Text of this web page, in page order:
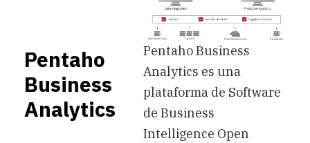
Pentaho
Business
Analytics
Pentaho Business
Analytics es una
plataforma de Software
de Business
Intelligence Open